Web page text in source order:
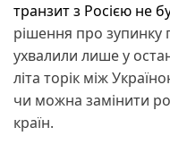
транзит з Росією не
рішення про зупинку
ухвалили лише у
літа торік між
чи можна замінити
країн.